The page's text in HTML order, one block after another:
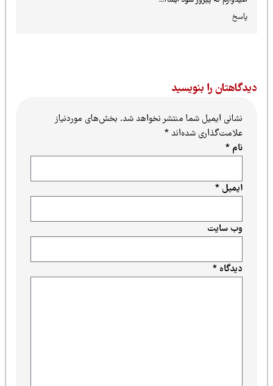
را بنویسید
نشانی ایمیل شما منتشر نخواهد شد.بخش‌های موردنیاز
علامت‌گذاری شده‌اند*
دیدگاه*
ایمیل*
وب‌ سایت